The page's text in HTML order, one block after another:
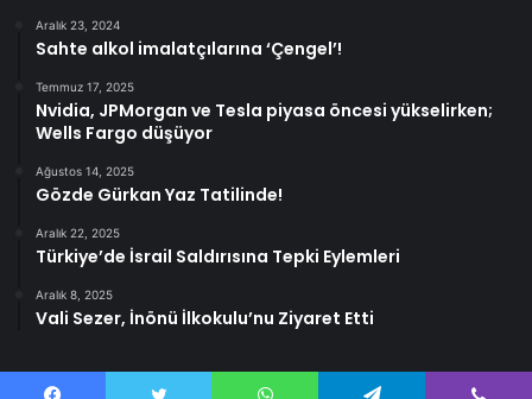
Aralık 23, 2024
Sahte alkol imalatçılarına ‘Çengel’!
Temmuz 17, 2025
Nvidia, JPMorgan ve Tesla piyasa öncesi yükselirken;
Wells Fargo düşüyor
Ağustos 14, 2025
Gözde Gürkan Yaz Tatilinde!
Aralık 22, 2025
Türkiye’de İsrail Saldırısına Tepki Eylemleri
Aralık 8, 2025
Vali Sezer, İnönü İlkokulu’nu Ziyaret Etti